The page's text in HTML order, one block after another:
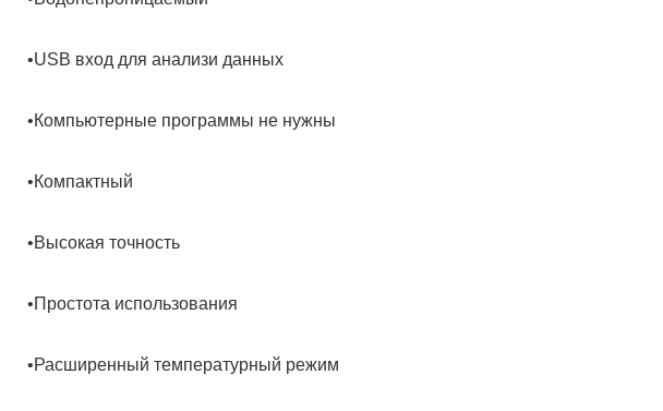
•USB вход для анализи данных
•Компьютерные программы не нужны
•Компактный
•Высокая точность
•Простота использования
•Расширенный температурный режим